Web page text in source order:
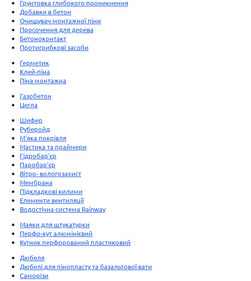
Грунтовка глибокого проникнення
Добавки в бетон
Очищувач монтажної піни
Просочення для дерева
Бетоноконтакт
Протигрибкові засоби
Герметик
Клей-піна
Піна монтажна
Газобетон
Цегла
Шифер
Руберойд
М'яка покрівля
Мастика та праймери
Гідробар'єр
Паробар'єр
Вітро- вологозахист
Мембрана
Підкладкові килими
Елементи вентиляції
Водостічна система Rainway
Маяки для штукатурки
Перфо-кут алюмінієвий
Кутник перфорований пластиковий
Дюбеля
Дюбелі для пінопласту та базальтової вати
Саморізи